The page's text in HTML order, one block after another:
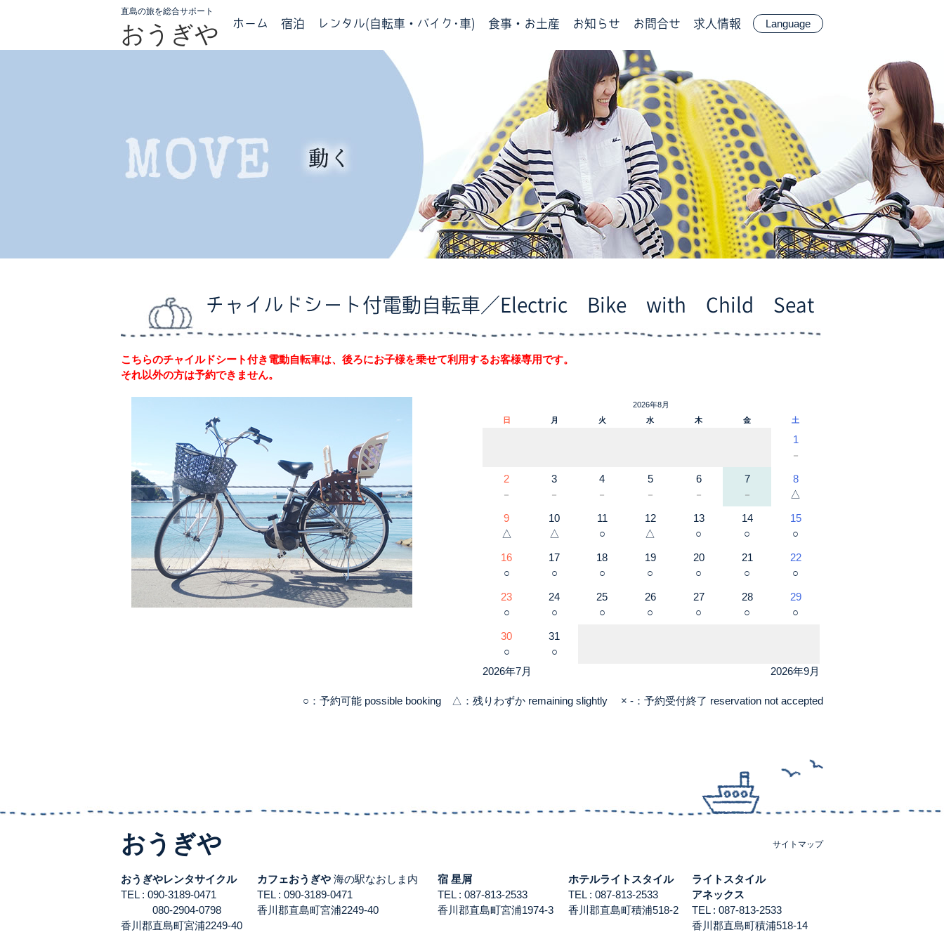
直島の旅を総合サポート
おうぎや ホーム 宿泊 レンタル(自転車・バイク･車) 食事・お土産 お知らせ お問合せ 求人情報 Language
チャイルドシート付電動自転車／Electric Bike with Child Seat
こちらのチャイルドシート付き電動自転車は、後ろにお子様を乗せて利用するお客様専用です。
それ以外の方は予約できません。
2026年8月
日
月 火 水 木 金 土
1
－
2
－
3
－
4
－
5
－
6
－
7
－
8
△
9
△
10
△
11
○
12
△
13
○
14
○
15
○
16
○
17
○
18
○
19
○
20
○
21
○
22
○
23
○
24
○
25
○
26
○
27
○
28
○
29
○
30
○
31
○
2026年7月
2026年9月
○：予約可能 possible booking △：残りわずか remaining slightly × -：予約受付終了 reservation not accepted
おうぎや サイトマップ
おうぎやレンタサイクル
TEL : 090-3189-0471
080-2904-0798
香川郡直島町宮浦2249-40
カフェおうぎや 海の駅なおしま内
TEL : 090-3189-0471
香川郡直島町宮浦2249-40
宿 星屑
TEL : 087-813-2533
香川郡直島町宮浦1974-3
ホテルライトスタイル
TEL : 087-813-2533
香川郡直島町積浦518-2
ライトスタイル
アネックス
TEL : 087-813-2533
香川郡直島町積浦518-14